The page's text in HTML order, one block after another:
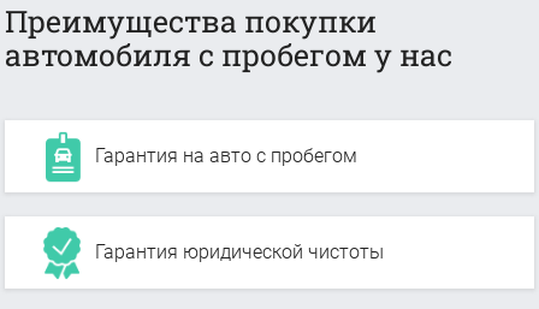
Преимущества покупки
автомобиля с пробегом у нас
Гарантия на авто с пробегом
Гарантия юридической чистоты